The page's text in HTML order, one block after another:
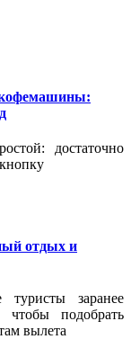
кофемашины:
достаточно
отдых и
заранее
подобрать
вылета